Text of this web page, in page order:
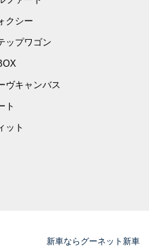
クシー
ップワゴン
ヴキャンバス
ト
ット
新車ならグーネット新車